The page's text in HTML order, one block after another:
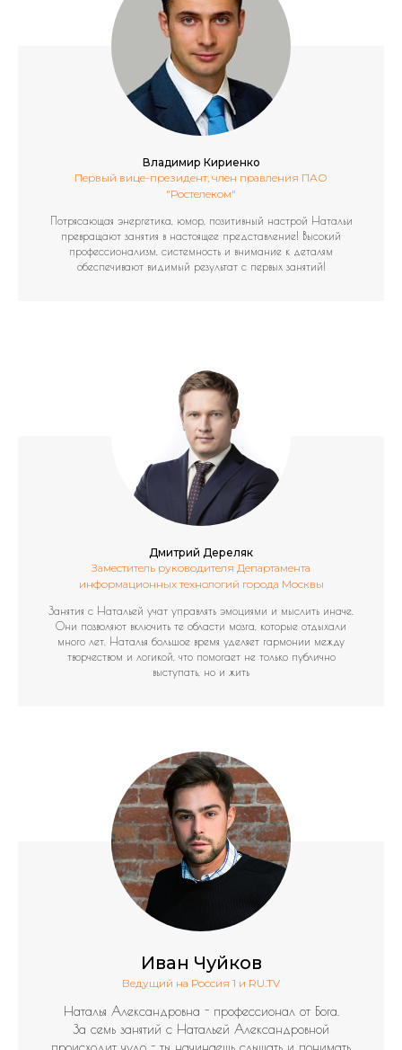
Владимир Кириенко
Первый вице-президент, член правления ПАО
"Ростелеком"
Потрясающая энергетика, юмор, позитивный настрой Натальи
превращают занятия в настоящее представление! Высокий
профессионализм, системность и внимание к деталям
обеспечивают видимый результат с первых занятий!
Дмитрий Дереляк
Заместитель руководителя Департамента
информационных технологий города Москвы
Занятия с Натальей учат управлять эмоциями и мыслить иначе.
Они позволяют включить те области мозга, которые отдыхали
много лет. Наталья большое время уделяет гармонии между
творчеством и логикой, что помогает не только публично
выступать, но и жить
Иван Чуйков
Ведущий на Россия 1 и RU.TV
Наталья Александровна - профессионал от Бога.
За семь занятий с Натальей Александровной